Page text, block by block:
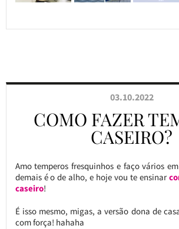
03.10.2022
COMO FAZER
CASEIRO?
Amo temperos fresquinhos e faço vários
demais é o de alho, e hoje vou te ensinar
caseiro!
É isso mesmo, migas, a versão dona de
com força! hahaha